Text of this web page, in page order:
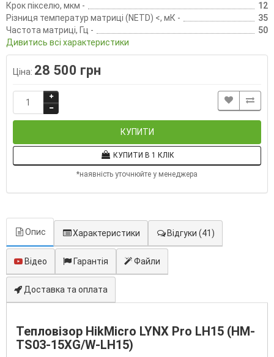
Крок пікселю, мкм -
12
Різниця температур матриці (NETD) <, мК -
35
Частота матриці, Гц -
50
Дивитись всі характеристики
Ціна: 28 500 грн
КУПИТИ
КУПИТИ В 1 КЛІК
*наявність уточнюйте у менеджера
Опис Характеристики Відгуки (41)
Відео Гарантія Файли
Доставка та оплата
Тепловізор HikMicro LYNX Pro LH15 (HM-
TS03-15XG/W-LH15)